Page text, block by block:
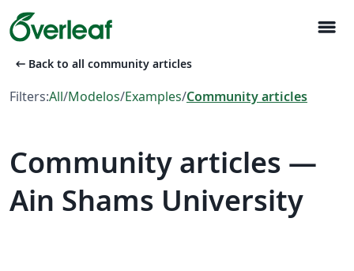
menu
arrow_left_alt Back to all community articles
Filters:All/Modelos/Examples/Community articles
Community articles —
Ain Shams University